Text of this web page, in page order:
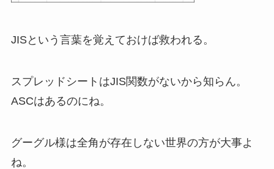
JISという言葉を覚えておけば救われる。
スプレッドシートはJIS関数がないから知らん。
ASCはあるのにね。
グーグル様は全角が存在しない世界の方が大事よ
ね。